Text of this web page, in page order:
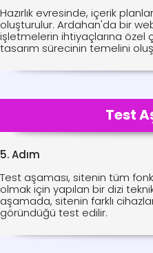
Hazırlık evresinde, içerik
oluşturulur. Ardahan'da bir
işletmelerin ihtiyaçlarına özel
tasarım sürecinin temelini
Test
5. Adım
Test aşaması, sitenin tüm
olmak için yapılan bir dizi
aşamada, sitenin farklı
göründüğü test edilir.